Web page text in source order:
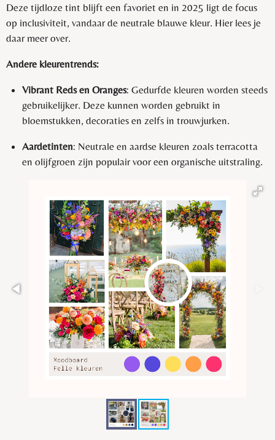
Deze tijdloze tint blijft een favoriet en in 2025 ligt de focus
op inclusiviteit, vandaar de neutrale blauwe kleur. Hier lees je
daar meer over.
Andere kleurentrends:
Vibrant Reds en Oranges: Gedurfde kleuren worden steeds
gebruikelijker. Deze kunnen worden gebruikt in
bloemstukken, decoraties en zelfs in trouwjurken.
Aardetinten: Neutrale en aardse kleuren zoals terracotta
en olijfgroen zijn populair voor een organische uitstraling.